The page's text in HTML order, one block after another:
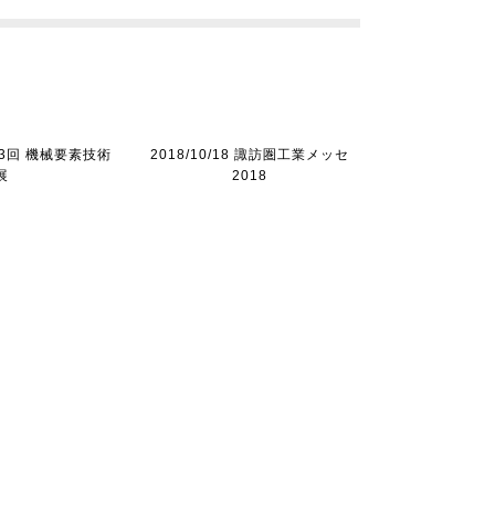
機械要素技術
2018/10/18 諏訪圏工業メッセ
2018